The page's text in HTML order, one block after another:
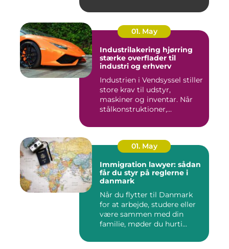
01. May
Industrilakering hjørring
stærke overflader til
industri og erhverv
Industrien i Vendsyssel stiller
store krav til udstyr,
maskiner og inventar. Når
stålkonstruktioner,...
01. May
Immigration lawyer: sådan
får du styr på reglerne i
danmark
Når du flytter til Danmark
for at arbejde, studere eller
være sammen med din
familie, møder du hurti...